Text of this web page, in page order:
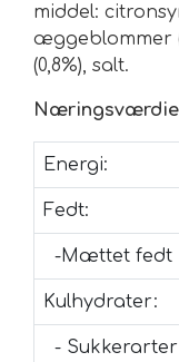
middel:
æggeblommer
(0,8%), salt.
Næringsværdier
Energi:
Fedt:
-Mættet fedt
Kulhydrater:
- Sukkerarter